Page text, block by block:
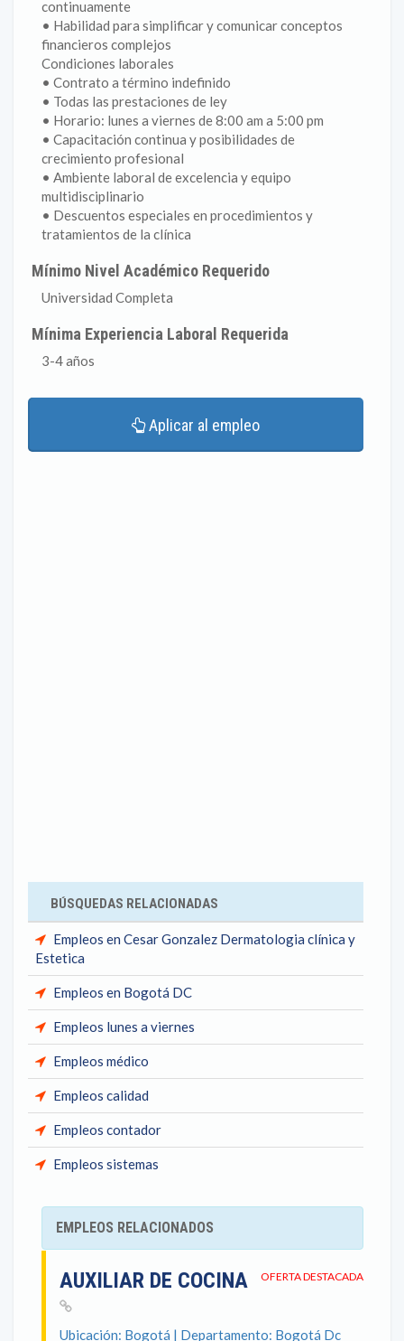
continuamente
• Habilidad para simplificar y comunicar conceptos
financieros complejos
Condiciones laborales
• Contrato a término indefinido
• Todas las prestaciones de ley
• Horario: lunes a viernes de 8:00 am a 5:00 pm
• Capacitación continua y posibilidades de
crecimiento profesional
• Ambiente laboral de excelencia y equipo
multidisciplinario
• Descuentos especiales en procedimientos y
tratamientos de la clínica
Mínimo Nivel Académico Requerido
Universidad Completa
Mínima Experiencia Laboral Requerida
3-4 años
Aplicar al empleo
BÚSQUEDAS RELACIONADAS
Empleos en Cesar Gonzalez Dermatologia clínica y
Estetica
Empleos en Bogotá DC
Empleos lunes a viernes
Empleos médico
Empleos calidad
Empleos contador
Empleos sistemas
EMPLEOS RELACIONADOS
OFERTA DESTACADA
AUXILIAR DE COCINA
Ubicación: Bogotá | Departamento: Bogotá Dc